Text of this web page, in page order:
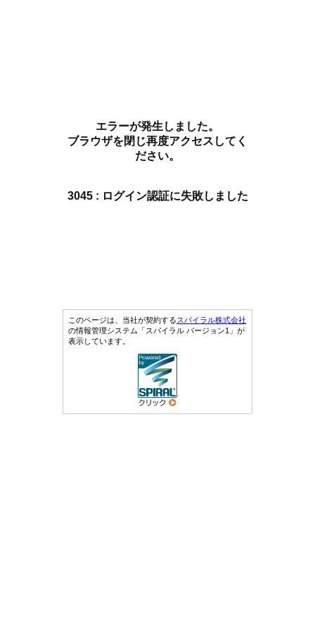
エラーが発生しました。
ブラウザを閉じ再度アクセスしてく
ださい。
3045 : ログイン認証に失敗しました
このページは、当社が契約するスパイラル株式会社
の情報管理システム「スパイラル バージョン1」が
表示しています。